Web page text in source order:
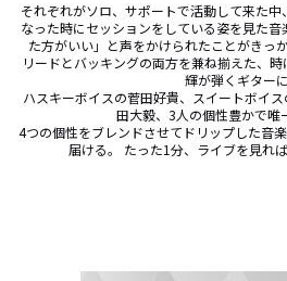
それぞれがソロ、サポートで活動して来た
なった時にセッションをしている姿を見た
た方がいい」と声をかけられたことがきっ
リードとバッキングの両方を兼ね揃えた、
輝が弾くギターに
ハスキーボイスの菅田好貴、スイートボイ
田大毅、3人の個性豊かで唯
4つの個性をブレンドさせてドリップした音
届ける。 たった1分、ライブを見れ